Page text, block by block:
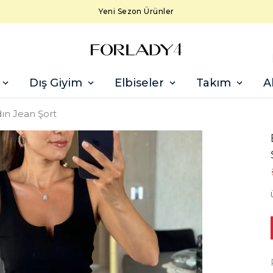
Yeni Sezon Ürünler
Dış Giyim Elbiseler Takım
Jean Şort